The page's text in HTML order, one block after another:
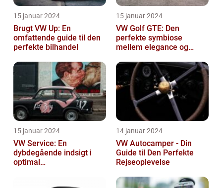
15 januar 2024
Brugt VW Up: En
omfattende guide til den
perfekte bilhandel
15 januar 2024
VW Golf GTE: Den
perfekte symbiose
mellem elegance og
15 januar 2024
VW Service: En
dybdegående indsigt i
optimal
14 januar 2024
VW Autocamper - Din
Guide til Den Perfekte
Rejseoplevelse